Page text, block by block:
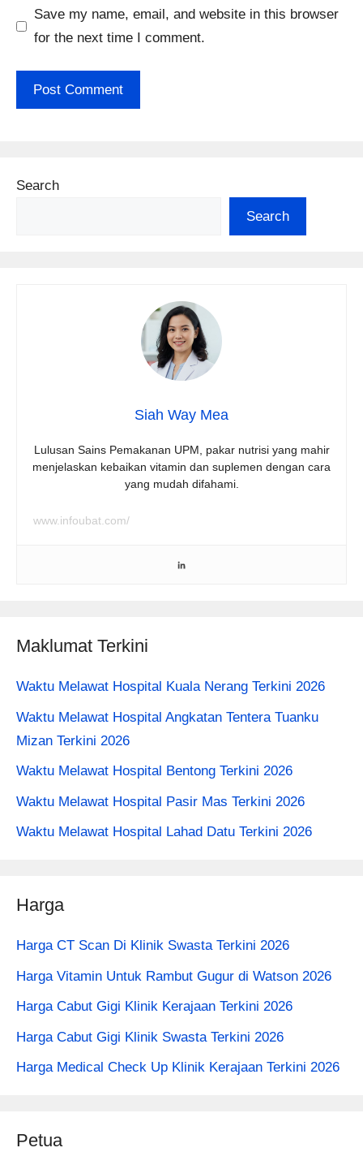
Save my name, email, and website in this browser
for the next time I comment.
Search
Search
Siah Way Mea
Lulusan Sains Pemakanan UPM, pakar nutrisi yang mahir
menjelaskan kebaikan vitamin dan suplemen dengan cara
yang mudah difahami.
www.infoubat.com/
Maklumat Terkini
Waktu Melawat Hospital Kuala Nerang Terkini 2026
Waktu Melawat Hospital Angkatan Tentera Tuanku
Mizan Terkini 2026
Waktu Melawat Hospital Bentong Terkini 2026
Waktu Melawat Hospital Pasir Mas Terkini 2026
Waktu Melawat Hospital Lahad Datu Terkini 2026
Harga
Harga CT Scan Di Klinik Swasta Terkini 2026
Harga Vitamin Untuk Rambut Gugur di Watson 2026
Harga Cabut Gigi Klinik Kerajaan Terkini 2026
Harga Cabut Gigi Klinik Swasta Terkini 2026
Harga Medical Check Up Klinik Kerajaan Terkini 2026
Petua